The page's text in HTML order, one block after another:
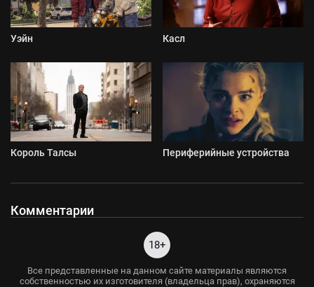
Уэйн Касл
Король Талсы Периферийные устройства
Комментарии
18+
Все представленные на данном сайте материалы являются
собственностью их изготовителя (владельца прав), охраняются